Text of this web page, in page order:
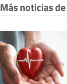
Más noticias de